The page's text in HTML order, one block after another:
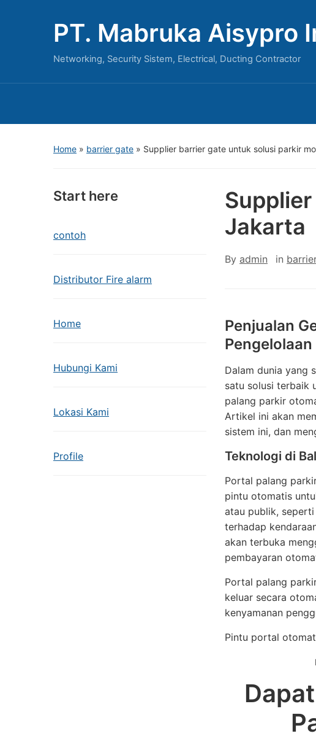
PT. Mabruka Aisypro
Networking, Security Sistem, Electrical, Ducting Contractor
Home » barrier gate » Supplier barrier gate untuk solusi parkir
Start here
contoh
Distributor Fire alarm
Home
Hubungi Kami
Lokasi Kami
Profile
Jakarta
By admin in
Penjualan
Dalam dunia yang
satu solusi terbaik
palang parkir
Artikel ini akan
sistem ini, dan
Teknologi di
Portal palang
pintu otomatis
atau publik,
terhadap
akan terbuka
pembayaran
Portal palang
keluar secara
kenyamanan
Pintu portal